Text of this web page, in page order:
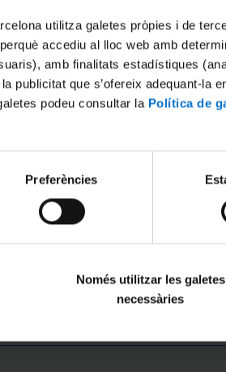
utilitza galetes pròpies i de
accediu al lloc web amb
amb finalitats estadístiques
publicitat que s’ofereix adequant-la
podeu consultar la Política de
Preferències
Només utilitzar les galetes
necessàries
combatre el
que no respecta fronteres.
cal que la comunitat
globals.